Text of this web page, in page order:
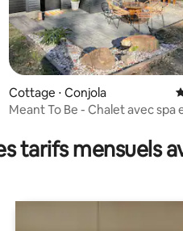
sur 5sur la base de 306
Cottage ⋅ Conjola
Meant To Be - Chalet avec spa
tarifs mensuels